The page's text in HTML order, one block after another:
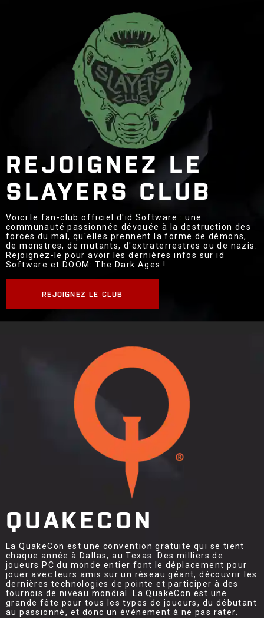
REJOIGNEZ LE
SLAYERS CLUB
Voici le fan-club officiel d'id Software : une
communauté passionnée dévouée à la destruction des
forces du mal, qu'elles prennent la forme de démons,
de monstres, de mutants, d'extraterrestres ou de nazis.
Rejoignez-le pour avoir les dernières infos sur id
Software et DOOM: The Dark Ages !
REJOIGNEZ LE CLUB
QUAKECON
La QuakeCon est une convention gratuite qui se tient
chaque année à Dallas, au Texas. Des milliers de
joueurs PC du monde entier font le déplacement pour
jouer avec leurs amis sur un réseau géant, découvrir les
dernières technologies de pointe et participer à des
tournois de niveau mondial. La QuakeCon est une
grande fête pour tous les types de joueurs, du débutant
au passionné, et donc un événement à ne pas rater.